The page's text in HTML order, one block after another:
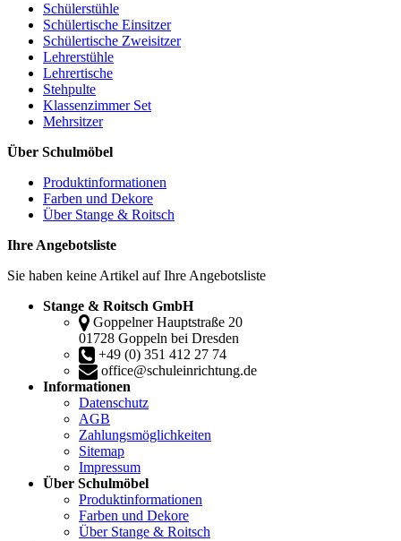
Schülerstühle
Schülertische Einsitzer
Schülertische Zweisitzer
Lehrerstühle
Lehrertische
Stehpulte
Klassenzimmer Set
Mehrsitzer
Über Schulmöbel
Produktinformationen
Farben und Dekore
Über Stange & Roitsch
Ihre Angebotsliste
Sie haben keine Artikel auf Ihre Angebotsliste
Stange & Roitsch GmbH
Goppelner Hauptstraße 20
01728 Goppeln bei Dresden
+49 (0) 351 412 27 74
office@schuleinrichtung.de
Informationen
Datenschutz
AGB
Zahlungsmöglichkeiten
Sitemap
Impressum
Über Schulmöbel
Produktinformationen
Farben und Dekore
Über Stange & Roitsch